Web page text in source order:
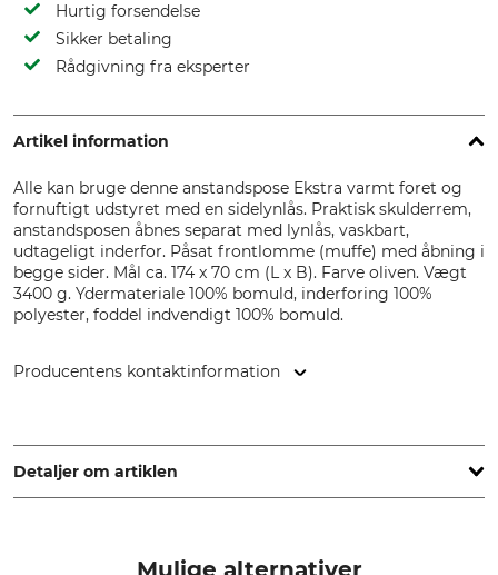
Hurtig forsendelse
Sikker betaling
Rådgivning fra eksperter
Artikel information
Alle kan bruge denne anstandspose Ekstra varmt foret og
fornuftigt udstyret med en sidelynlås. Praktisk skulderrem,
anstandsposen åbnes separat med lynlås, vaskbart,
udtageligt inderfor. Påsat frontlomme (muffe) med åbning i
begge sider. Mål ca. 174 x 70 cm (L x B). Farve oliven. Vægt
3400 g. Ydermateriale 100% bomuld, inderforing 100%
polyester, foddel indvendigt 100% bomuld.
Producentens kontaktinformation
28876 Oyten, Germany, www.overhues-schuessler.de
Detaljer om artiklen
Mulige alternativer